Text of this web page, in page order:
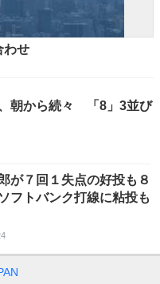
わせ
朝から続々 「8」3並び
が７回１失点の好投も８
フトバンク打線に粘投も